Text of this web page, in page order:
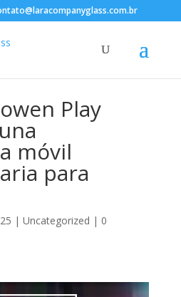
Play
móvil
para
| Uncategorized | 0